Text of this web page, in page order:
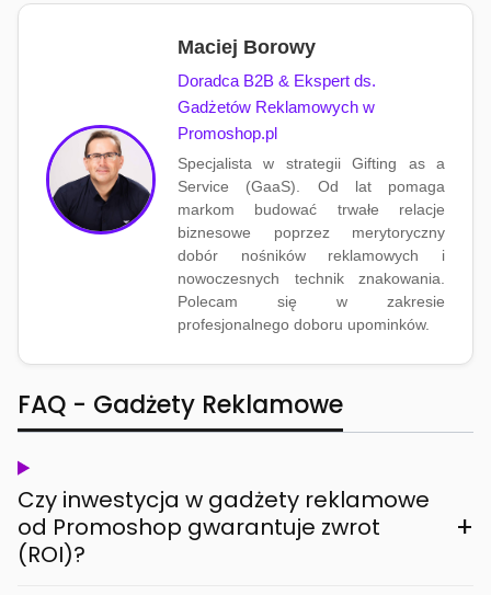
Maciej Borowy
Doradca B2B & Ekspert ds.
Gadżetów Reklamowych w
Promoshop.pl
Specjalista w strategii Gifting as a
Service (GaaS). Od lat pomaga
markom budować trwałe relacje
biznesowe poprzez merytoryczny
dobór nośników reklamowych i
nowoczesnych technik znakowania.
Polecam się w zakresie
profesjonalnego doboru upominków.
FAQ - Gadżety Reklamowe
Czy inwestycja w gadżety reklamowe
od Promoshop gwarantuje zwrot
(ROI)?
+